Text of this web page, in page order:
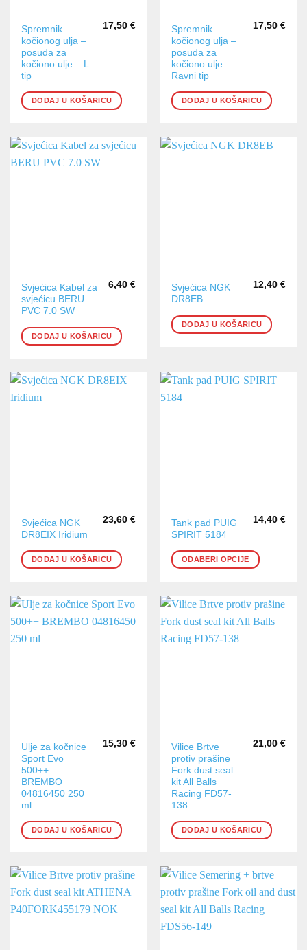
Spremnik
kočionog ulja –
posuda za
kočiono ulje – L
tip
17,50 €
DODAJ U KOŠARICU
Spremnik
kočionog ulja –
posuda za
kočiono ulje –
Ravni tip
17,50 €
DODAJ U KOŠARICU
Svjećica Kabel za
svjećicu BERU
PVC 7.0 SW
6,40 €
DODAJ U KOŠARICU
Svjećica NGK
DR8EB
12,40 €
DODAJ U KOŠARICU
Svjećica NGK
DR8EIX Iridium
23,60 €
DODAJ U KOŠARICU
Tank pad PUIG
SPIRIT 5184
14,40 €
ODABERI OPCIJE
Ovaj
proizvod
ima
više
se
mogu
odabrati
Ulje za kočnice
Sport Evo
500++
BREMBO
04816450 250
ml
15,30 €
DODAJ U KOŠARICU
Vilice Brtve
protiv prašine
Fork dust seal
kit All Balls
Racing FD57-
138
21,00 €
DODAJ U KOŠARICU